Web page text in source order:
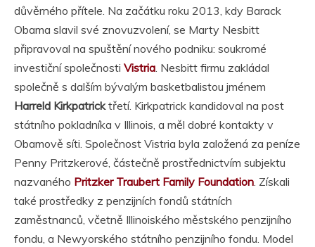
důvěrného přítele. Na začátku roku 2013, kdy Barack
Obama slavil své znovuzvolení, se Marty Nesbitt
připravoval na spuštění nového podniku: soukromé
investiční společnosti Vistria. Nesbitt firmu zakládal
společně s dalším bývalým basketbalistou jménem
Harreld Kirkpatricktřetí. Kirkpatrick kandidoval na post
státního pokladníka v Illinois, a měl dobré kontakty v
Obamově síti. Společnost Vistria byla založená za peníze
Penny Pritzkerové, částečně prostřednictvím subjektu
nazvaného Pritzker Traubert Family Foundation. Získali
také prostředky z penzijních fondů státních
zaměstnanců, včetně Illinoiského městského penzijního
fondu, a Newyorského státního penzijního fondu. Model